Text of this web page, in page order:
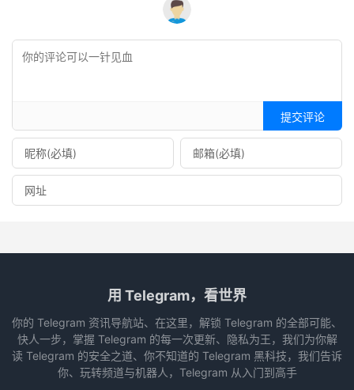
提交评论
用 Telegram，看世界
你的 Telegram 资讯导航站、在这里，解锁 Telegram 的全部可能、
快人一步，掌握 Telegram 的每一次更新、隐私为王，我们为你解
读 Telegram 的安全之道、你不知道的 Telegram 黑科技，我们告诉
你、玩转频道与机器人，Telegram 从入门到高手